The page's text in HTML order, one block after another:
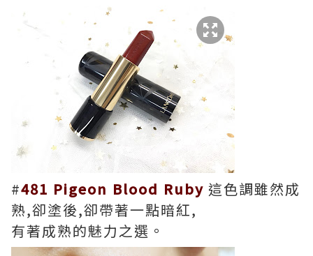
#481 Pigeon Blood Ruby 這色調雖然成
熟,卻塗後,卻帶著一點暗紅,
有著成熟的魅力之選。